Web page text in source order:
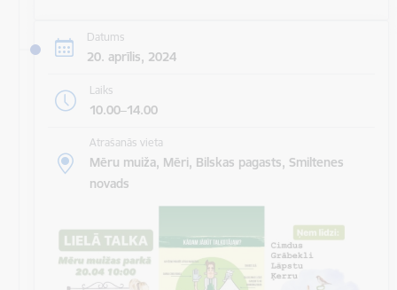
Datums
20. aprīlis, 2024
Laiks
10.00–14.00
Atrašanās vieta
Mēru muiža, Mēri, Bilskas pagasts, Smiltenes
novads